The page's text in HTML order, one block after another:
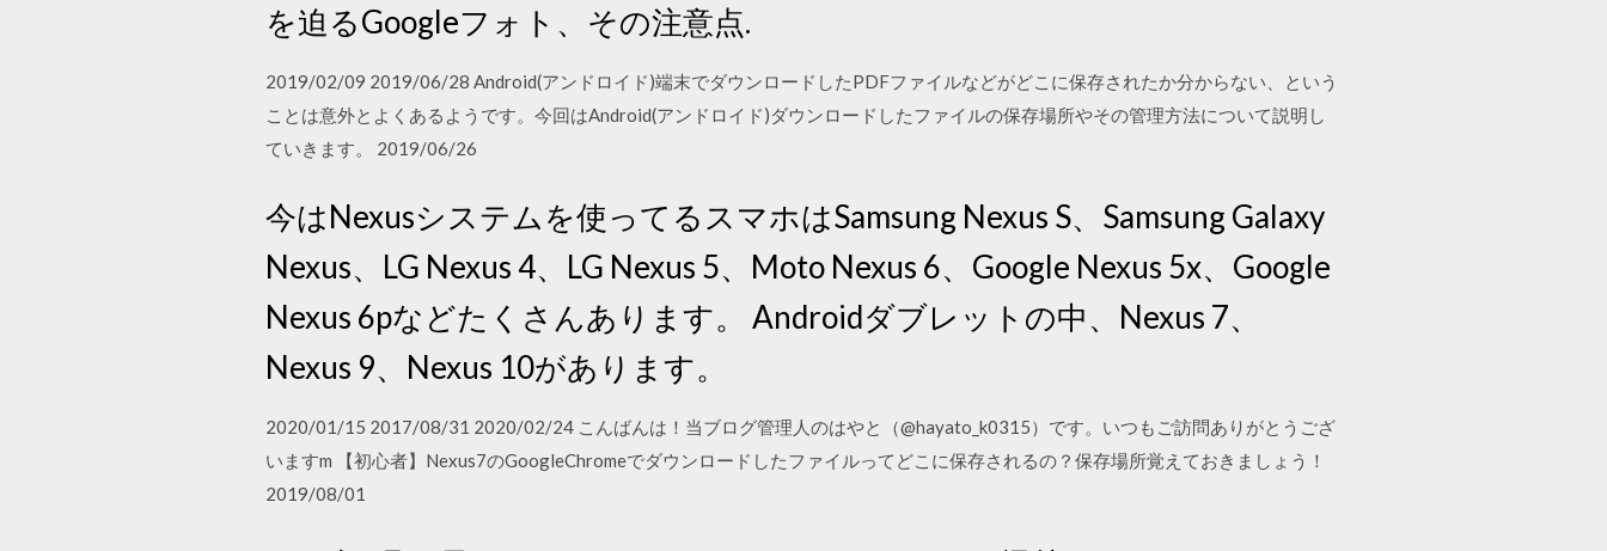
を迫るGoogleフォト、その注意点.
2019/02/09 2019/06/28 Android(アンドロイド)端末でダウンロードしたPDFファイルなどがどこに保存されたか分からない、という
ことは意外とよくあるようです。今回はAndroid(アンドロイド)ダウンロードしたファイルの保存場所やその管理方法について説明し
ていきます。 2019/06/26
今はNexusシステムを使ってるスマホはSamsung Nexus S、Samsung Galaxy
Nexus、LG Nexus 4、LG Nexus 5、Moto Nexus 6、Google Nexus 5x、Google
Nexus 6pなどたくさんあります。 Androidダブレットの中、Nexus 7、
Nexus 9、Nexus 10があります。
2020/01/15 2017/08/31 2020/02/24 こんばんは！当ブログ管理人のはやと（@hayato_k0315）です。いつもご訪問ありがとうござ
いますm 【初心者】Nexus7のGoogleChromeでダウンロードしたファイルってどこに保存されるの？保存場所覚えておきましょう！
2019/08/01